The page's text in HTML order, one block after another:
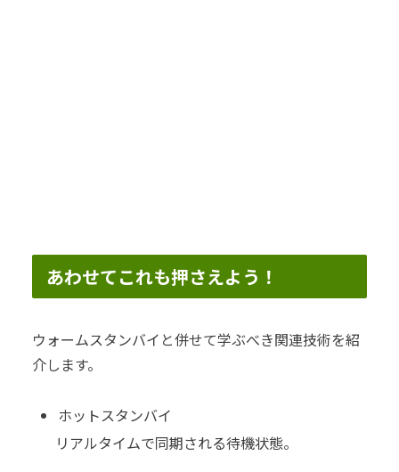
あわせてこれも押さえよう！
ウォームスタンバイと併せて学ぶべき関連技術を紹
介します。
ホットスタンバイ
リアルタイムで同期される待機状態。